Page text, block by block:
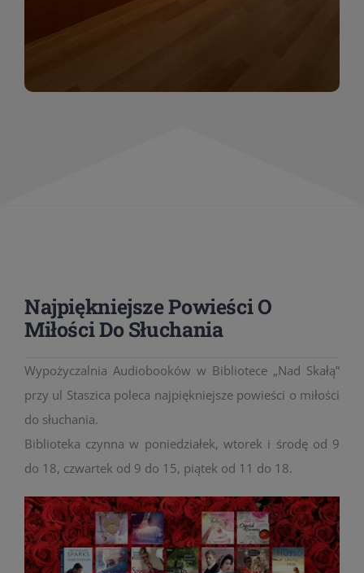
Najpiękniejsze Powieści O
Miłości Do Słuchania
Wypożyczalnia Audiobooków w Bibliotece „Nad Skałą”
przy ul Staszica poleca najpiękniejsze powieści o miłości
do słuchania.
Biblioteka czynna w poniedziałek, wtorek i środę od 9
do 18, czwartek od 9 do 15, piątek od 11 do 18.